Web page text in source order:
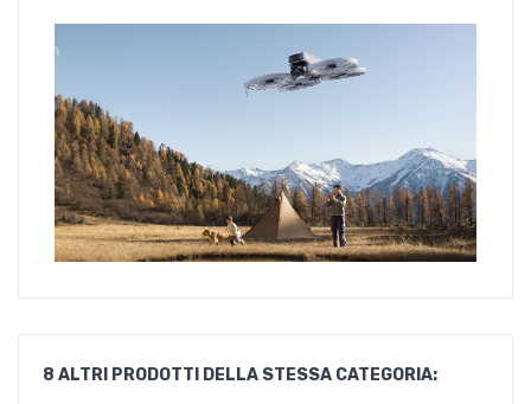
8 ALTRI PRODOTTI DELLA STESSA CATEGORIA: